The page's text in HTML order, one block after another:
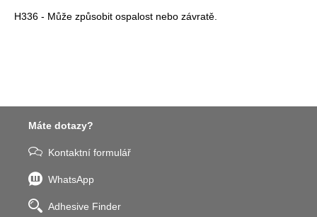
H336 - Může způsobit ospalost nebo závratě.
Máte dotazy?
Kontaktní formulář
WhatsApp
Adhesive Finder